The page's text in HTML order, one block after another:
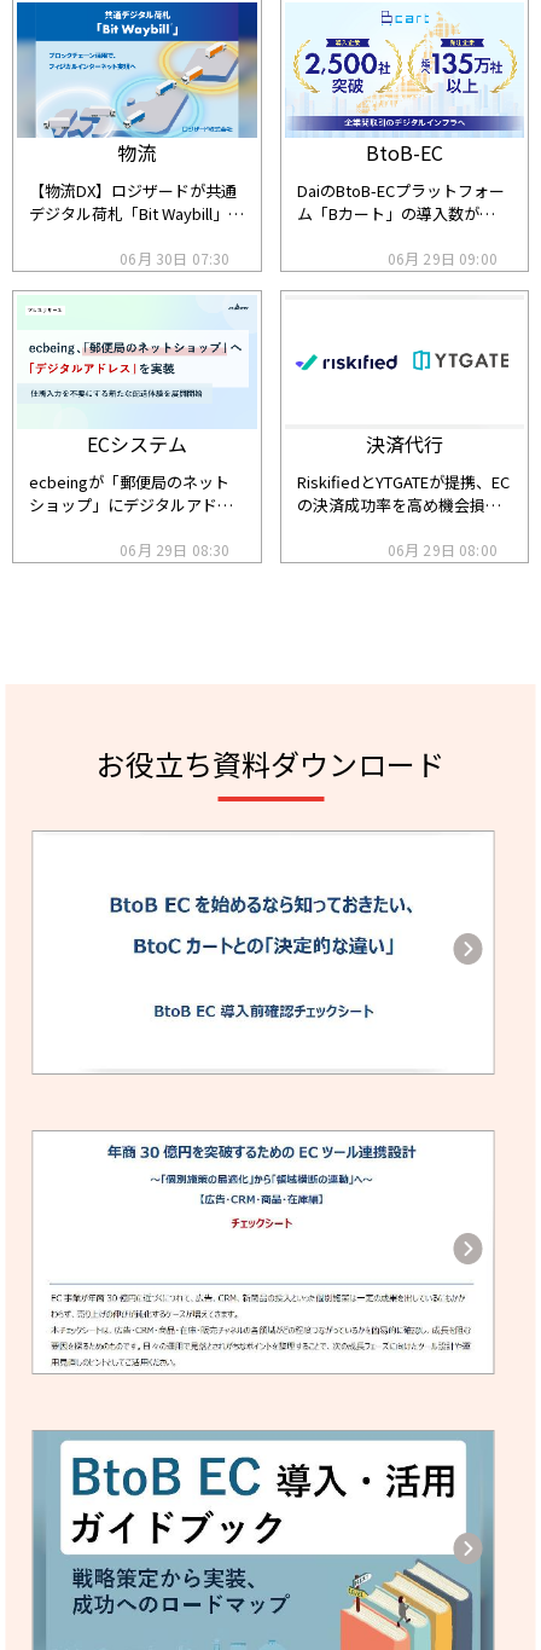
物流
【物流DX】ロジザードが共通
デジタル荷札「Bit Waybill」を
プライチェーンの情報を横断
06月 30日 07:30
BtoB-EC
DaiのBtoB-ECプラットフォー
ム「Bカート」の導入数が
延べ135万社超へ06月 29日 09:00
ECシステム
ecbeingが「郵便局のネット
ショップ」にデジタルアドレ
06月 29日 08:30
決済代行
RiskifiedとYTGATEが提携、EC
の決済成功率を高め機会損失
06月 29日 08:00
お役立ち資料ダウンロード